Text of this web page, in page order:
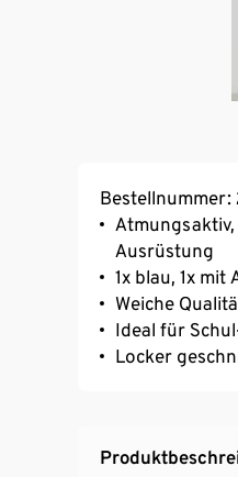
Bestellnummer:
Ausrüstung
1x blau, 1x
Weiche
Ideal für
Locker